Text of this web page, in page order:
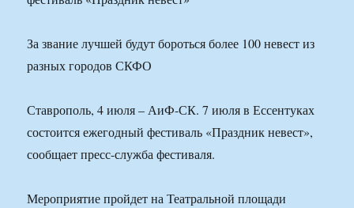
За звание лучшей будут бороться более 100 невест из
разных городов СКФО
Ставрополь, 4 июля – АиФ-СК. 7 июля в Ессентуках
состоится ежегодный фестиваль «Праздник невест»,
сообщает пресс-служба фестиваля.
Мероприятие пройдет на Театральной площади